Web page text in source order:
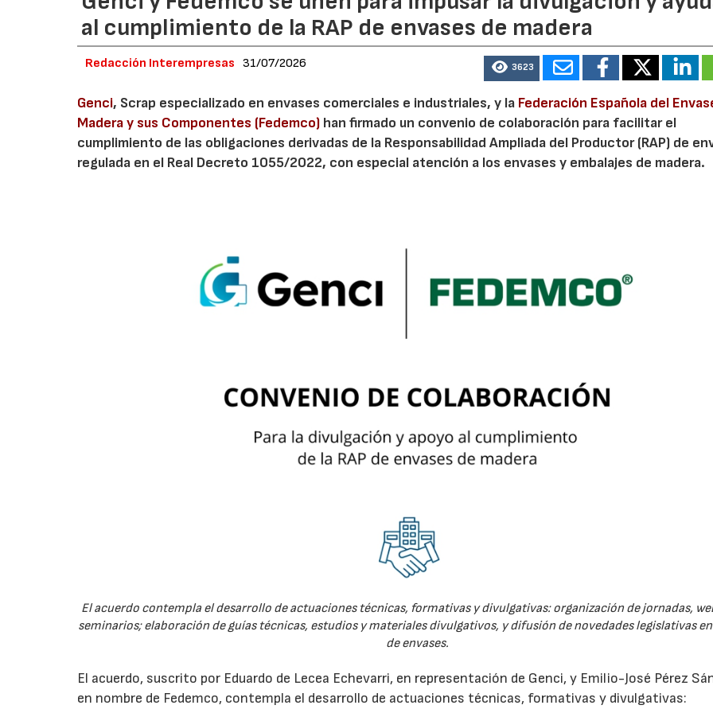
al cumplimiento de la RAP de envases de madera
Redacción Interempresas 31/07/2026 3623
Genci, Scrap especializado en envases comerciales e industriales, y la Federación Española del
Madera y sus Componentes (Fedemco) han firmado un convenio de colaboración para facilitar el
cumplimiento de las obligaciones derivadas de la Responsabilidad Ampliada del Productor (RAP) de
regulada en el Real Decreto 1055/2022, con especial atención a los envases y embalajes de madera.
El acuerdo contempla el desarrollo de actuaciones técnicas, formativas y divulgativas: organización de jornadas,
seminarios; elaboración de guías técnicas, estudios y materiales divulgativos, y difusión de novedades legislativas
de envases.
El acuerdo, suscrito por Eduardo de Lecea Echevarri, en representación de Genci, y Emilio-José Pérez
en nombre de Fedemco, contempla el desarrollo de actuaciones técnicas, formativas y divulgativas: